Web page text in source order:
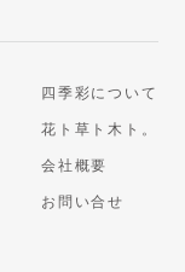
四季彩について
花ト草ト木ト。
会社概要
お問い合せ